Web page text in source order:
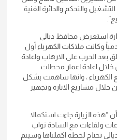
والتحكم والدائرة الفنية
استعرض محافظ ديالى
وكانت ملاكات الكهرباء أول
بعد الحرب على الارهاب واعادة
خلال اعادة اعمار محطات
، وانها ساهمت بشكل
مشاريع الانارة وتجهيز
“هذه الزيارة جاءت استكمالا
ولقاءات مع السادة نواب
تحتاج لخطة اكملناها وسيتم